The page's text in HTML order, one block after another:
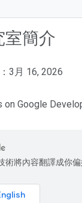
室簡介
3月 16, 2026
on Google
術將內容翻譯成你